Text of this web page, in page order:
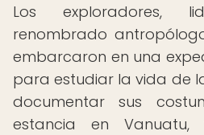
Los exploradores,
renombrado
embarcaron en una
para estudiar la vida de
documentar sus
estancia en Vanuatu,